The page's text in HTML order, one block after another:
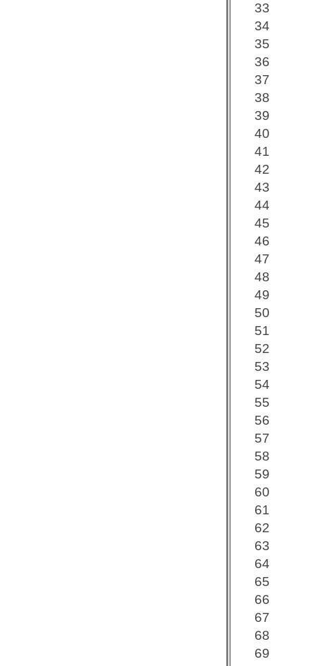
33
34
35
36
37
38
39
40
41
42
43
44
45
46
47
48
49
50
51
52
53
54
55
56
57
58
59
60
61
62
63
64
65
66
67
68
69